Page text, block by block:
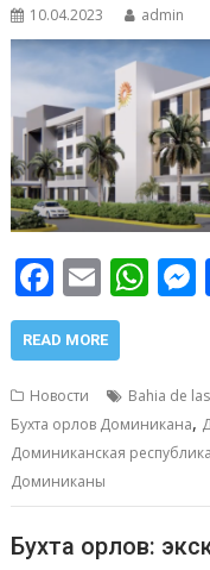
10.04.2023 admin
F
ac
e
b
o
o
k
E
m
ai
l
W
s
A
p
p
READ MORE
Новости Bahia de
Бухта орлов Доминикана,
Доминиканская республика
Доминиканы
Бухта орлов: